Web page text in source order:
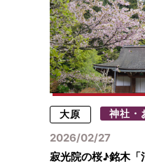
大原 神社・
2026/02/27
寂光院の桜♪銘木「